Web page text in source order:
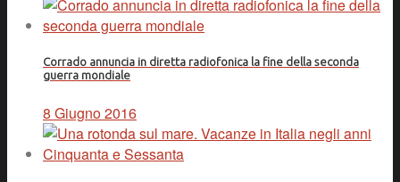
Corrado annuncia in diretta radiofonica la fine della seconda
guerra mondiale
8 Giugno 2016